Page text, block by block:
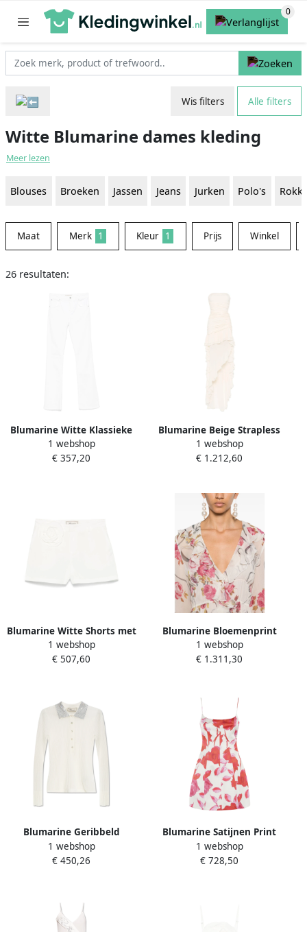
Wis filters Alle filters
Witte Blumarine dames kleding
Meer lezen
Blouses Broeken Jassen Jeans Jurken Polo's
Maat Merk 1 Kleur 1 Prijs Winkel
26 resultaten:
Blumarine Witte Klassieke
Vijf-Pocket Jeans White
Dames
1 webshop
€ 357,20
Blumarine Beige Strapless
Jurk met Split White Dames
1 webshop
€ 1.212,60
Blumarine Witte Shorts met
Knopen en Zakken White
Dames
1 webshop
€ 507,60
Blumarine Bloemenprint
lange jurk met V-hals White
Dames
1 webshop
€ 1.311,30
Blumarine Geribbeld
poloshirt met glinsterende
pailletten White Dames
1 webshop
€ 450,26
Blumarine Satijnen Print
Jurk White Dames
1 webshop
€ 728,50